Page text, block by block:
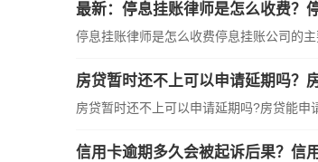
最新：停息挂账律师是怎么收费？
停息挂账律师是怎么收费停息挂账公司的
房贷暂时还不上可以申请延期吗？
房贷暂时还不上可以申请延期吗?房贷能申
信用卡逾期多久会被起诉后果？信